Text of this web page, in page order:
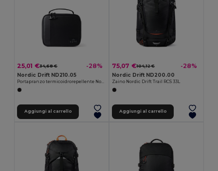
25,01 €34,68 € -28%
Nordic Drift ND210.05
Aggiungi al carrello
75,07 €104,12 € -28%
Nordic Drift ND200.00
Zaino Nordic Drift Trail RCS 33L
Aggiungi al carrello